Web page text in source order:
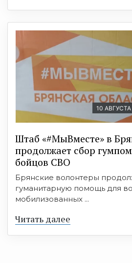
10 АВГУСТА
Штаб «#МыВместе» в
продолжает сбор
бойцов СВО
Брянские волонтеры
гуманитарную помощь для
мобилизованных ...
Читать далее